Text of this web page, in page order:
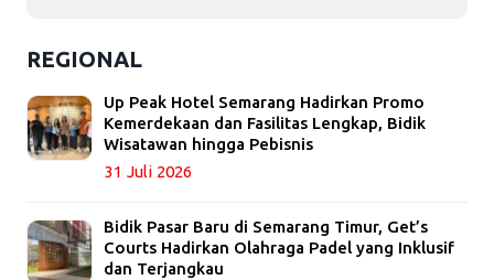
REGIONAL
Up Peak Hotel Semarang Hadirkan Promo
Kemerdekaan dan Fasilitas Lengkap, Bidik
Wisatawan hingga Pebisnis
31 Juli 2026
Bidik Pasar Baru di Semarang Timur, Get’s
Courts Hadirkan Olahraga Padel yang Inklusif
dan Terjangkau